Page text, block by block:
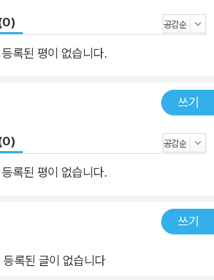
방법과 OSGi나 이클립스 런타임 밖에서
적 연결'에서는 애플리케이션의 기능을 확
나 블루프린트(Blueprint)를 이용
Config Admin을 이용해서 서비스를 설
'은 이클
를 생성해 셸을 확장하는 방법을 설명한다.
프래그먼트 번들'에서는 OSGi나 이클립
워크나 기존의 OSGi 번들의 기능을 확장
등록된 평이 없습니다.
쓰기
등록된 평이 없습니다.
쓰기
등록된 글이 없습니다